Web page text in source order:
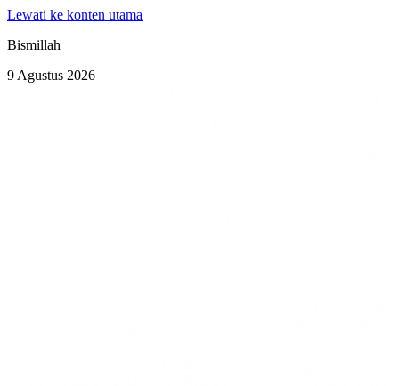
Lewati ke konten utama
Bismillah
9 Agustus 2026